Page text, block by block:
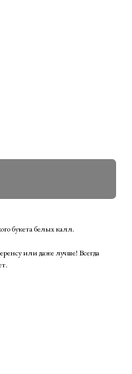
букета белых калл.
или даже лучше! Всегда